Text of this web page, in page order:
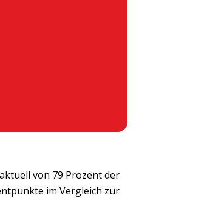
von 79 Prozent der
im Vergleich zur